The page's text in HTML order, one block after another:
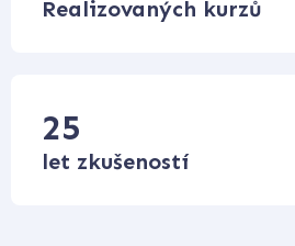
Realizovaných kurzů
25
let zkušeností